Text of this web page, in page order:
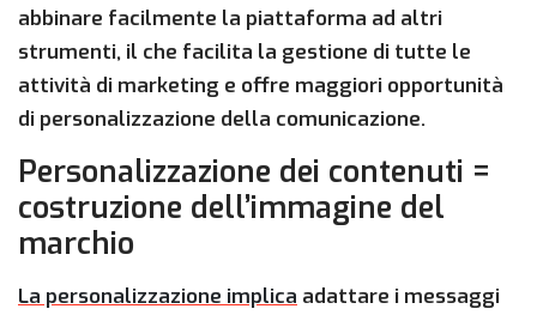
abbinare facilmente la piattaforma ad altri
strumenti, il che facilita la gestione di tutte le
attività di marketing e offre maggiori opportunità
di personalizzazione della comunicazione.
Personalizzazione dei contenuti =
costruzione dell’immagine del
marchio
La personalizzazione implica adattare i messaggi